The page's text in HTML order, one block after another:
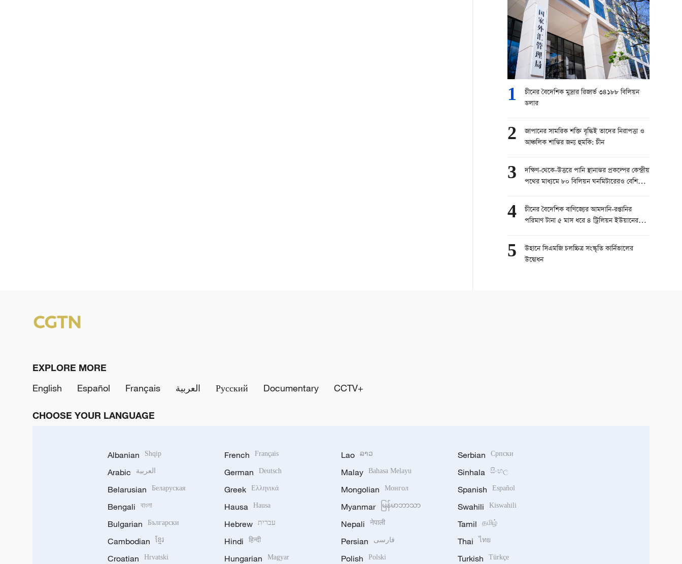
1
চীনের বৈদেশিক মুদ্রার রিজার্ভ ৩৪১৮৮ বিলিয়ন
ডলার
2
জাপানের সামরিক শক্তি বৃদ্ধিই তাদের নিরাপত্তা ও
আঞ্চলিক শান্তির জন্য হুমকি: চীন
3
দক্ষিণ-থেকে-উত্তরে পানি স্থানান্তর প্রকল্পের কেন্দ্রীয়
পথের মাধ্যমে ৮০ বিলিয়ন ঘনমিটারেরও বেশি
4
চীনের বৈদেশিক বাণিজ্যের আমদানি-রপ্তানির
পরিমাণ টানা ৫ মাস ধরে ৪ ট্রিলিয়ন ইউয়ানের
5
উহানে সিএমজি চলচ্চিত্র সংস্কৃতি কার্নিভালের
উদ্বোধন
EXPLORE MORE
English
Español Français العربية Русский Documentary CCTV+
CHOOSE YOUR LANGUAGE
Albanian Shqip
Arabic العربية
Belarusian Беларуская
Bengali বাংলা
Bulgarian Български
Cambodian ខ្មែរ
Croatian Hrvatski
French Français
German Deutsch
Greek Ελληνικά
Hausa Hausa
Hebrew עברית
Hindi हिन्दी
Hungarian Magyar
Lao ລາວ
Malay Bahasa Melayu
Mongolian Монгол
Myanmar မြန်မာဘာသာ
Nepali नेपाली
Persian فارسی
Polish Polski
Serbian Српски
Sinhala සිංහල
Spanish Español
Swahili Kiswahili
Tamil தமிழ்
Thai ไทย
Turkish Türkçe